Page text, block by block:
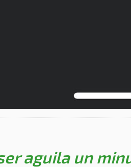
aguila un